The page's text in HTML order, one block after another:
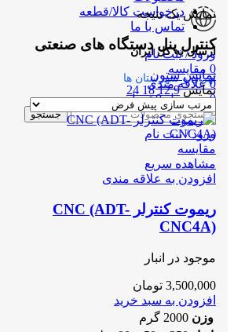
ارسال به کل ایران
تهران و شهرستان ها
منو
ورود / ثبت نام
درخواست کالا/قطعه
تماس با ما
ورود / ثبت نام
0 مقایسه
0 علاقه مندی
0 محصول 0 تومان
جستجو
نمایش یک نتیجه
کنترل پنل دستگاه های صنعتی
نمایش ستون
نمایش9
12
18
24
مقایسه
مشاهده سریع
افزودن به علاقه مندی
ریموت کنترلر CNC (ADT-
CNC4A)
موجود در انبار
3,500,000 تومان
افزودن به سبد خرید
وزن 2000 گرم